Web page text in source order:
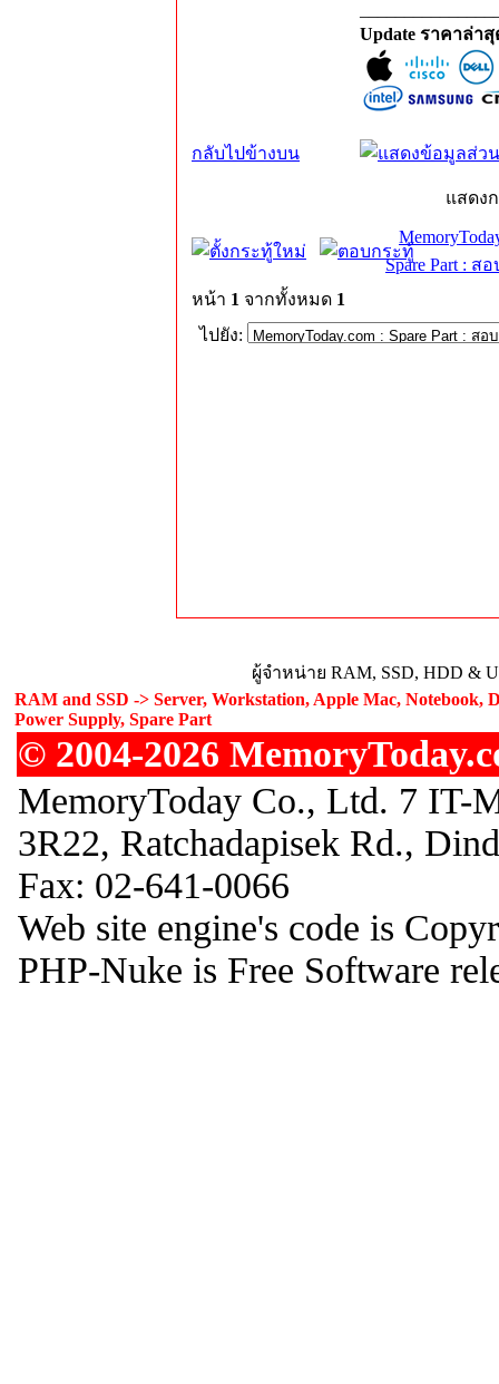
Update ราคาล่า
กลับไปข้างบน
แสดง
Spare Part : ส
หน้า 1 จากทั้งหมด 1
ไปยัง:
ผู้จำหน่าย RAM, SSD, HDD &
RAM and SSD -> Server, Workstation, Apple Mac, Notebook,
Power Supply, Spare Part
© 2004-2026
MemoryToday Co., Ltd. 7 IT-
3R22, Ratchadapisek Rd.,
Fax: 02-641-0066
Web site engine's code is
PHP-Nuke is Free Software